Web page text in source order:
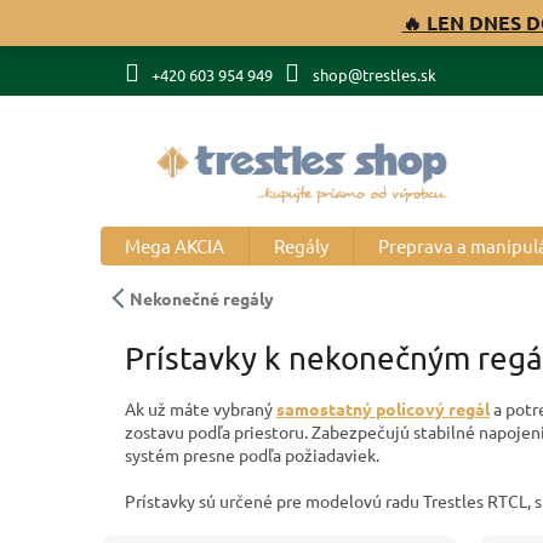
🔥 LEN DNES
+420 603 954 949 shop@trestles.sk
Mega AKCIA Regály Preprava a
Nekonečné regály
Prístavky k nekonečným
Ak už máte vybranýsamostatný policový regála
zostavu podľa priestoru. Zabezpečujú stabilné
systém presne podľa požiadaviek.
Prístavky sú určené pre modelovú radu Trestles RTCL,